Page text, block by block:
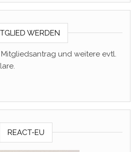
WERDEN
und weitere evtl.
REACT-EU